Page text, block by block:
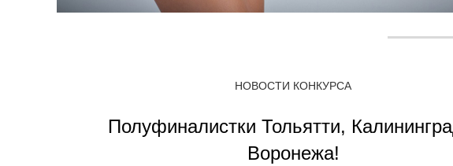
НОВОСТИ КОНКУРСА
Полуфиналистки Тольятти,
Воронежа!